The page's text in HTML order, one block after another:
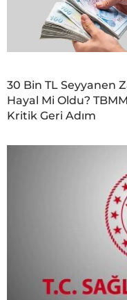
30 Bin TL Seyyanen
Hayal Mi Oldu?
Kritik Geri Adım